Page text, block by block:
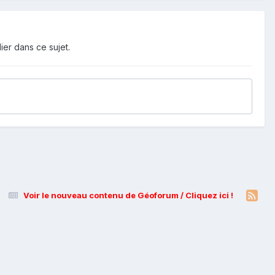
dans ce sujet.
Voir le nouveau contenu de Géoforum / Cliquez ici !